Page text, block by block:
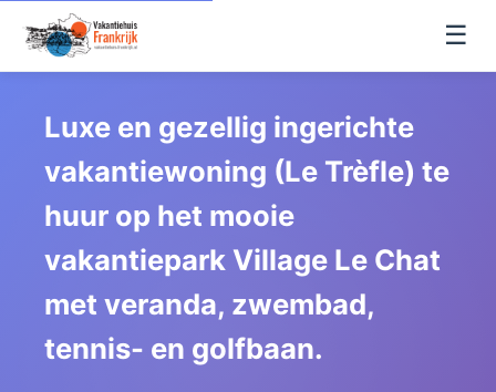
☰
Luxe en gezellig ingerichte
vakantiewoning (Le Trèfle) te
huur op het mooie
vakantiepark Village Le Chat
met veranda, zwembad,
tennis- en golfbaan.